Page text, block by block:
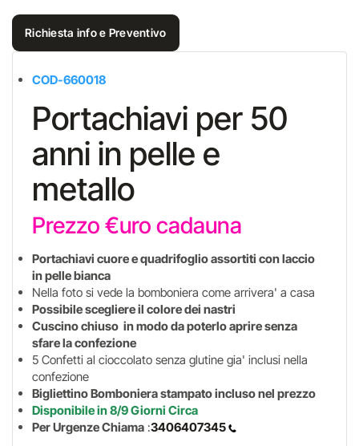
Richiesta info e Preventivo
COD-660018
Portachiavi per 50
anni in pelle e
metallo
Prezzo €uro cadauna
Portachiavi cuore e quadrifoglio assortiti con laccio
in pelle bianca
Nella foto si vede la bomboniera come arrivera' a casa
Possibile scegliere il colore dei nastri
Cuscino chiuso in modo da poterlo aprire senza
sfare la confezione
5 Confetti al cioccolato senza glutine gia' inclusi nella
confezione
Bigliettino Bomboniera stampato incluso nel prezzo
Disponibile in 8/9 Giorni Circa
Per Urgenze Chiama :3406407345